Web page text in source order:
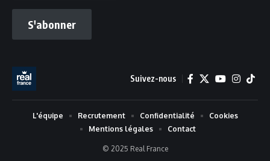
S'abonner
Suivez-nous
© 2025 Real France
L'équipe Recrutement Confidentialité
Cookies
Mentions légales
Contact